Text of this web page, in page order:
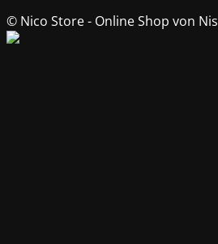
© Nico Store - Online Shop von